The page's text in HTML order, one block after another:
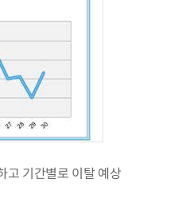
고 기간별로 이탈 예상